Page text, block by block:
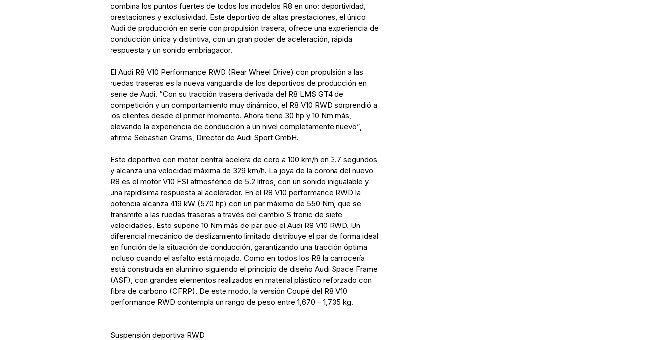
combina los puntos fuertes de todos los modelos R8 en uno: deportividad,
prestaciones y exclusividad. Este deportivo de altas prestaciones, el único
Audi de producción en serie con propulsión trasera, ofrece una experiencia de
conducción única y distintiva, con un gran poder de aceleración, rápida
respuesta y un sonido embriagador.
El Audi R8 V10 Performance RWD (Rear Wheel Drive) con propulsión a las
ruedas traseras es la nueva vanguardia de los deportivos de producción en
serie de Audi. “Con su tracción trasera derivada del R8 LMS GT4 de
competición y un comportamiento muy dinámico, el R8 V10 RWD sorprendió a
los clientes desde el primer momento. Ahora tiene 30 hp y 10 Nm más,
elevando la experiencia de conducción a un nivel completamente nuevo”,
afirma Sebastian Grams, Director de Audi Sport GmbH.
Este deportivo con motor central acelera de cero a 100 km/h en 3.7 segundos
y alcanza una velocidad máxima de 329 km/h. La joya de la corona del nuevo
R8 es el motor V10 FSI atmosférico de 5.2 litros, con un sonido inigualable y
una rapidísima respuesta al acelerador. En el R8 V10 performance RWD la
potencia alcanza 419 kW (570 hp) con un par máximo de 550 Nm, que se
transmite a las ruedas traseras a través del cambio S tronic de siete
velocidades. Esto supone 10 Nm más de par que el Audi R8 V10 RWD. Un
diferencial mecánico de deslizamiento limitado distribuye el par de forma ideal
en función de la situación de conducción, garantizando una tracción óptima
incluso cuando el asfalto está mojado. Como en todos los R8 la carrocería
está construida en aluminio siguiendo el principio de diseño Audi Space Frame
(ASF), con grandes elementos realizados en material plástico reforzado con
fibra de carbono (CFRP). De este modo, la versión Coupé del R8 V10
performance RWD contempla un rango de peso entre 1,670 – 1,735 kg.
Suspensión deportiva RWD